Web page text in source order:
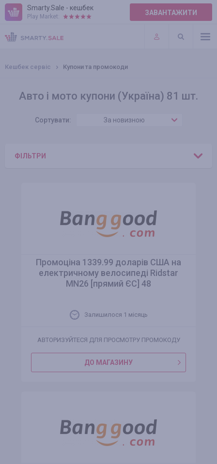
Smarty.Sale - кешбек
Play Market: ЗАВАНТАЖИТИ
ПРАВИЛА
ПЛАГІНИ
Кешбек сервіс Купони та промокоди
Авто і мото купони (Україна) 81 шт.
Сортувати: За новизною
ФІЛЬТРИ
Промоціна 1339.99 доларів США на
електричному велосипеді Ridstar
MN26 [прямий ЄС] 48
Залишилося 1 місяць
АВТОРИЗУЙТЕСЯ ДЛЯ ПРОСМОТРУ ПРОМОКОДУ
ДО МАГАЗИНУ